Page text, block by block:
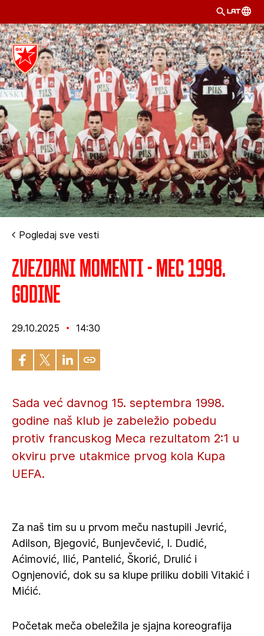
LAT
Pogledaj sve vesti
Zvezdani momenti - Mec 1998.
godine
29.10.2025 14:30
Sada već davnog 15. septembra 1998.
godine naš klub je zabeležio pobedu
protiv francuskog Meca rezultatom 2:1 u
okviru prve utakmice prvog kola Kupa
UEFA.
Za naš tim su u prvom meču nastupili Jevrić,
Adilson, Bjegović, Bunjevčević, I. Dudić,
Aćimović, Ilić, Pantelić, Škorić, Drulić i
Ognjenović, dok su sa klupe priliku dobili Vitakić i
Mićić.
Početak meča obeležila je sjajna koreografija